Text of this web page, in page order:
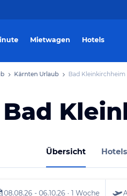
Mietwagen Hotels
Kärnten Urlaub Bad
Bad
Übersicht Hotels